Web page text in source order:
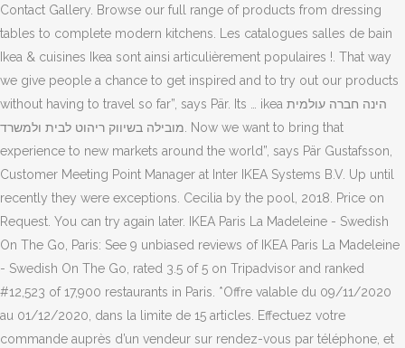
Contact Gallery. Browse our full range of products from dressing
tables to complete modern kitchens. Les catalogues salles de bain
Ikea & cuisines Ikea sont ainsi articulièrement populaires !. That way
we give people a chance to get inspired and to try out our products
without having to travel so far”, says Pär. Its … ikea הינה חברה עולמית
מובילה בשיווק ריהוט לבית ולמשרד. Now we want to bring that
experience to new markets around the world”, says Pär Gustafsson,
Customer Meeting Point Manager at Inter IKEA Systems B.V. Up until
recently they were exceptions. Cecilia by the pool, 2018. Price on
Request. You can try again later. IKEA Paris La Madeleine - Swedish
On The Go, Paris: See 9 unbiased reviews of IKEA Paris La Madeleine
- Swedish On The Go, rated 3.5 of 5 on Tripadvisor and ranked
#12,523 of 17,900 restaurants in Paris. *Offre valable du 09/11/2020
au 01/12/2020, dans la limite de 15 articles. Effectuez votre
commande auprès d’un vendeur sur rendez-vous par téléphone, et